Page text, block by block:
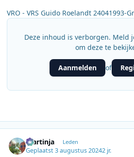
VRO - VRS Guido Roelandt 24041993-
Deze inhoud is verborgen. Meld
om deze te
Aanmelden of
martinja Leden
Geplaatst3 augustus 20242 jr.